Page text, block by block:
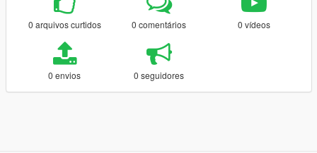
0 arquivos curtidos 0 comentários 0 vídeos
0 envios 0 seguidores